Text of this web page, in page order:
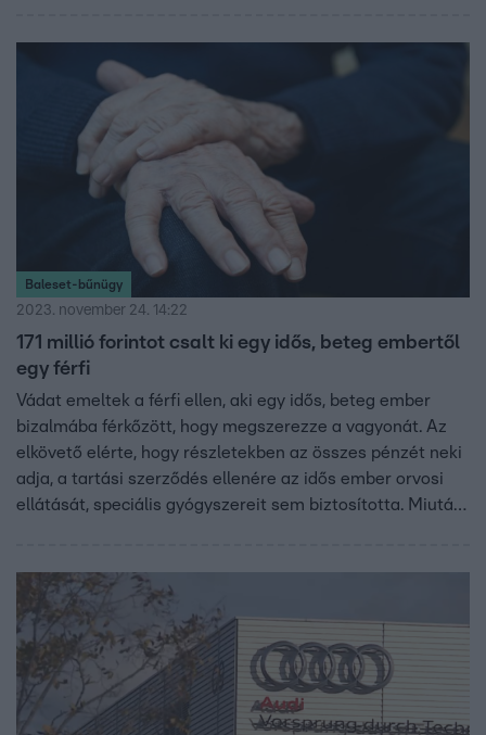
Baleset-bűnügy
2023. november 24. 14:22
171 millió forintot csalt ki egy idős, beteg embertől
egy férfi
Vádat emeltek a férfi ellen, aki egy idős, beteg ember
bizalmába férkőzött, hogy megszerezze a vagyonát. Az
elkövető elérte, hogy részletekben az összes pénzét neki
adja, a tartási szerződés ellenére az idős ember orvosi
ellátását, speciális gyógyszereit sem biztosította. Miután